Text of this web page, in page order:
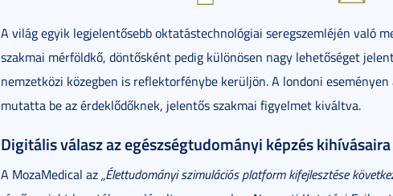
A világ egyik legjelentősebb oktatástechnológiai seregszemléjén való
szakmai mérföldkő, döntősként pedig különösen nagy lehetőséget
nemzetközi közegben is reflektorfénybe kerüljön. A londoni
mutatta be az érdeklődőknek, jelentős szakmai figyelmet kiváltva.
Digitális válasz az egészségtudományi képzés kihívásaira
A MozaMedical az„Élettudományi szimulációs platform kifejlesztése